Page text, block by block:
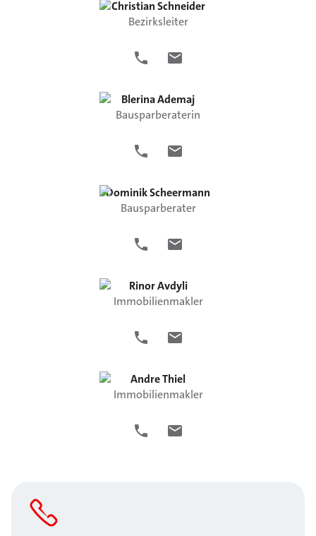
ChristianSchneider
Bezirksleiter
BlerinaAdemaj
Bausparberaterin
DominikScheermann
Bausparberater
RinorAvdyli
Immobilienmakler
AndreThiel
Immobilienmakler